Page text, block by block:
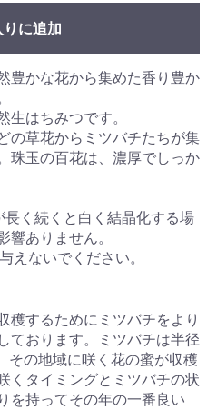
に追加
豊かな花から集めた香り豊か
生はちみつです。
の草花からミツバチたちが集
珠玉の百花は、濃厚でしっか
く続くと白く結晶化する場
響ありません。
えないでください。
穫するためにミツバチをより
ております。ミツバチは半径
その地域に咲く花の蜜が収穫
くタイミングとミツバチの状
を持ってその年の一番良い